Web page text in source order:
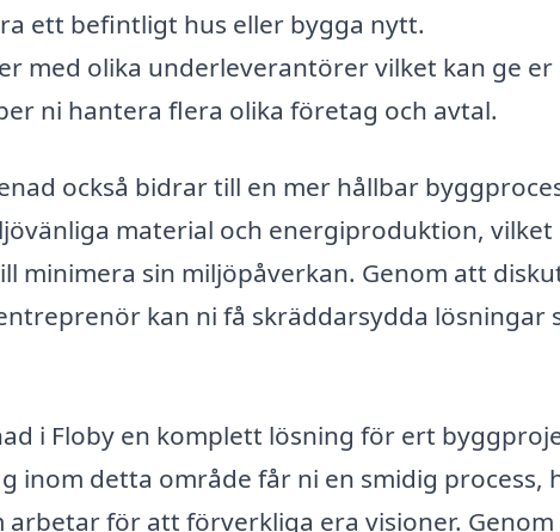
ett befintligt hus eller bygga nytt.
med olika underleverantörer vilket kan ge er
ni hantera flera olika företag och avtal.
också bidrar till en mer hållbar
material och energiproduktion, vilket
minimera sin miljöpåverkan. Genom att
kan ni få skräddarsydda lösningar
i Floby en komplett lösning för ert
inom detta område får ni en smidig process,
för att förverkliga era visioner. Genom